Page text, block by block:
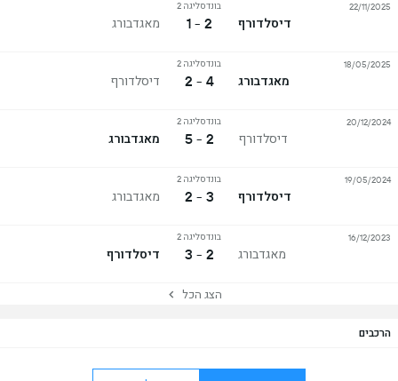
הרכבים
דיסלדורף
בונדסליגה 2
2 - 1 מאגדבורג
22/11/2025
מאגדבורג
בונדסליגה 2
4 - 2 דיסלדורף
18/05/2025
דיסלדורף
בונדסליגה 2
2 - 5 מאגדבורג
20/12/2024
דיסלדורף
בונדסליגה 2
3 - 2 מאגדבורג
19/05/2024
מאגדבורג
בונדסליגה 2
2 - 3 דיסלדורף
16/12/2023
הצג הכל